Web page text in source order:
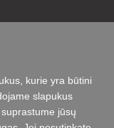
kurie yra būtini
slapukus
jūsų